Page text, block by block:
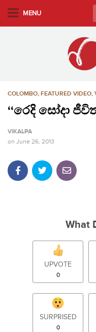
MENU
COLOMBO, FEATURED VIDEO,
‘‘රෙදි සෝදා
VIKALPA
on June 26, 2013
What
UPVOTE
0
SURPRISED
0